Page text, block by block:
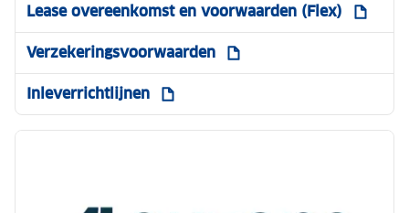
Lease overeenkomst en voorwaarden (Flex)
Verzekeringsvoorwaarden
Inleverrichtlijnen